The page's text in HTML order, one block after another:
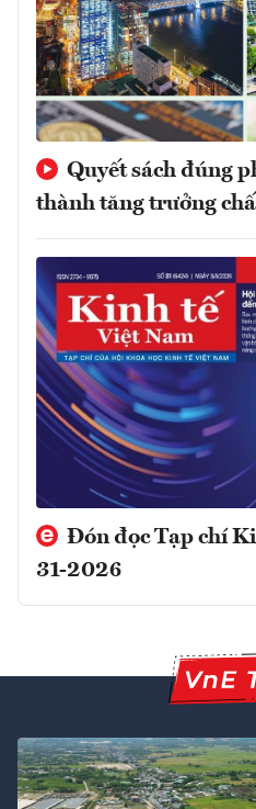
Quyết sách đúng
thành tăng trưởng
Đón đọc Tạp chí
31-2026